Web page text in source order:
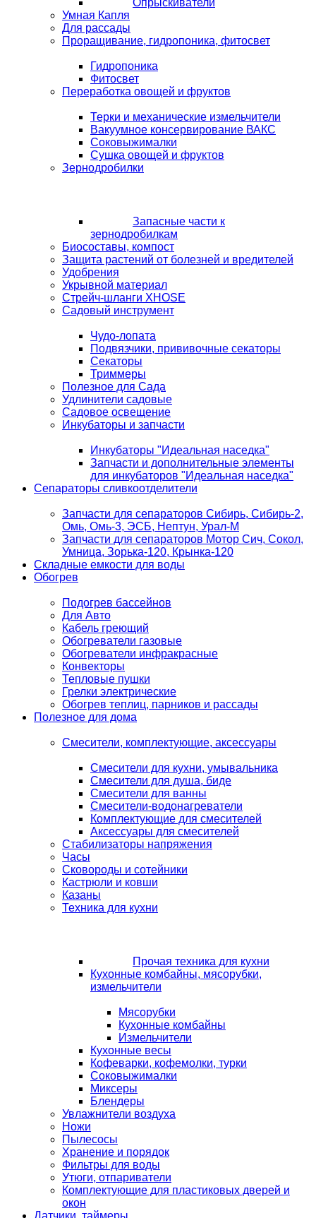
Опрыскиватели
Умная Капля
Для рассады
Проращивание, гидропоника, фитосвет
Гидропоника
Фитосвет
Переработка овощей и фруктов
Терки и механические измельчители
Вакуумное консервирование ВАКС
Соковыжималки
Сушка овощей и фруктов
Зернодробилки
Запасные части к
зернодробилкам
Биосоставы, компост
Защита растений от болезней и вредителей
Удобрения
Укрывной материал
Стрейч-шланги XHOSE
Садовый инструмент
Чудо-лопата
Подвязчики, прививочные секаторы
Секаторы
Триммеры
Полезное для Сада
Удлинители садовые
Садовое освещение
Инкубаторы и запчасти
Инкубаторы "Идеальная наседка"
Запчасти и дополнительные элементы
для инкубаторов "Идеальная наседка"
Сепараторы сливкоотделители
Запчасти для сепараторов Сибирь, Сибирь-2,
Омь, Омь-3, ЭСБ, Нептун, Урал-М
Запчасти для сепараторов Мотор Сич, Сокол,
Умница, Зорька-120, Крынка-120
Складные емкости для воды
Обогрев
Подогрев бассейнов
Для Авто
Кабель греющий
Обогреватели газовые
Обогреватели инфракрасные
Конвекторы
Тепловые пушки
Грелки электрические
Обогрев теплиц, парников и рассады
Полезное для дома
Смесители, комплектующие, аксессуары
Смесители для кухни, умывальника
Смесители для душа, биде
Смесители для ванны
Смесители-водонагреватели
Комплектующие для смесителей
Аксессуары для смесителей
Стабилизаторы напряжения
Часы
Сковороды и сотейники
Кастрюли и ковши
Казаны
Техника для кухни
Прочая техника для кухни
Кухонные комбайны, мясорубки,
измельчители
Мясорубки
Кухонные комбайны
Измельчители
Кухонные весы
Кофеварки, кофемолки, турки
Соковыжималки
Миксеры
Блендеры
Увлажнители воздуха
Ножи
Пылесосы
Хранение и порядок
Фильтры для воды
Утюги, отпариватели
Комплектующие для пластиковых дверей и
окон
Датчики, таймеры